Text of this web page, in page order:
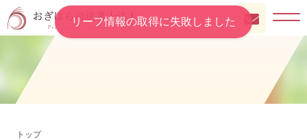
トップ
リーフ情報の取得に失敗しました